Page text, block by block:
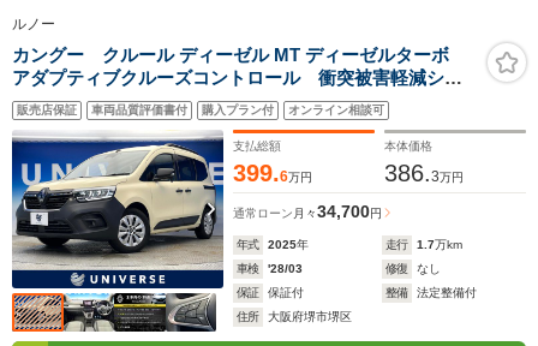
ルノー
カングー クルール ディーゼル MT ディーゼルターボ
アダプティブクルーズコントロール 衝突被害軽減シス
テム レーンアシスト クリアランスソナー オートハ
イビーム LEDヘッドライト ディスプレイオーディ
オ バックカメラ Bluetooth接続 禁煙車
販売店保証 車両品質評価書付 購入プラン付 オンライン相談可
支払総額
399.6万円
本体価格
386.3万円
通常ローン 月々34,700円
年式 2025年 走行 1.7万km
車検
'28/03 修復
なし
保証
保証付 整備
法定整備付
住所
大阪府堺市堺区